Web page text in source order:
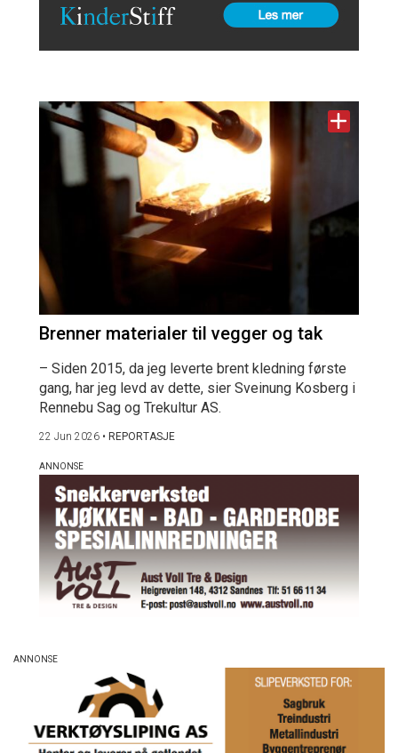
Brenner materialer til vegger og tak
– Siden 2015, da jeg leverte brent kledning første
gang, har jeg levd av dette, sier Sveinung Kosberg i
Rennebu Sag og Trekultur AS.
22 Jun 2026 • REPORTASJE